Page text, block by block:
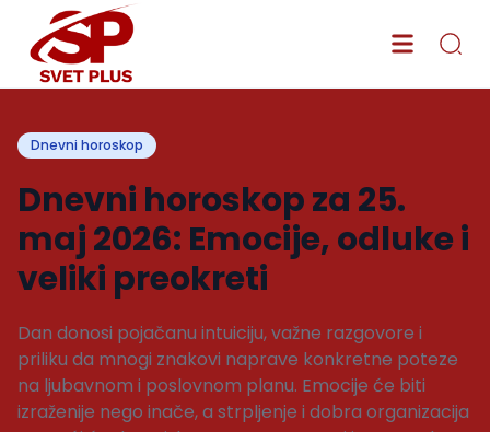
Dnevni horoskop
Dnevni horoskop za 25.
maj 2026: Emocije, odluke i
veliki preokreti
Dan donosi pojačanu intuiciju, važne razgovore i
priliku da mnogi znakovi naprave konkretne poteze
na ljubavnom i poslovnom planu. Emocije će biti
izraženije nego inače, a strpljenje i dobra organizacija